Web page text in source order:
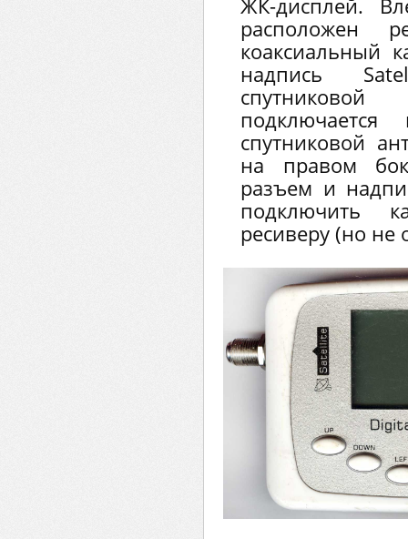
ЖК-дисплей.
расположен
коаксиальный
надпись
спутниковой
на правом
разъем и
подключить
ресиверу (но не